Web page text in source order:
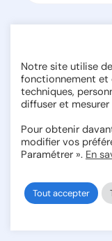
Monga x
À la faveur de
l’immobilier,
Notre site utilise
fonctionnement et
techniques,
diffuser et
Pour obtenir
modifier vos
Paramétrer ». En
Tout accepter